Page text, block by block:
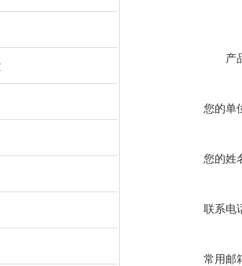
产
您的单
您的姓
联系电
常用邮